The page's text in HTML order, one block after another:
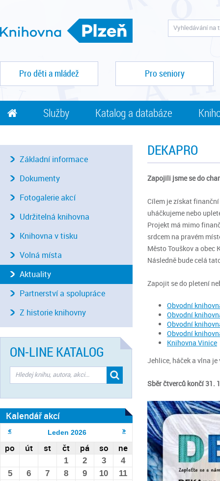
Pro děti a mládež Pro seniory
Služby Katalog a databáze
DEKAPRO
Zapojili jsme se do
Cílem je získat
uháčkujeme nebo
Projekt má mimo
srdcem na pravém
Město Touškov a obec
Následně bude celá
Zapojit se do pletení
Obvodní
Obvodní
Obvodní
Obvodní
Knihovna Vinice
Jehlice, háček a vlna
Sběr čtverců končí 31.
Základní informace
Dokumenty
Fotogalerie akcí
Udržitelná knihovna
Knihovna v tisku
Volná místa
Aktuality
Partnerství a spolupráce
Z historie knihovny
ON-LINE KATALOG
Kalendář akcí
Leden 2026
po út st čt pá so ne
1 2 3
4
5
6 7 8 9 10
11